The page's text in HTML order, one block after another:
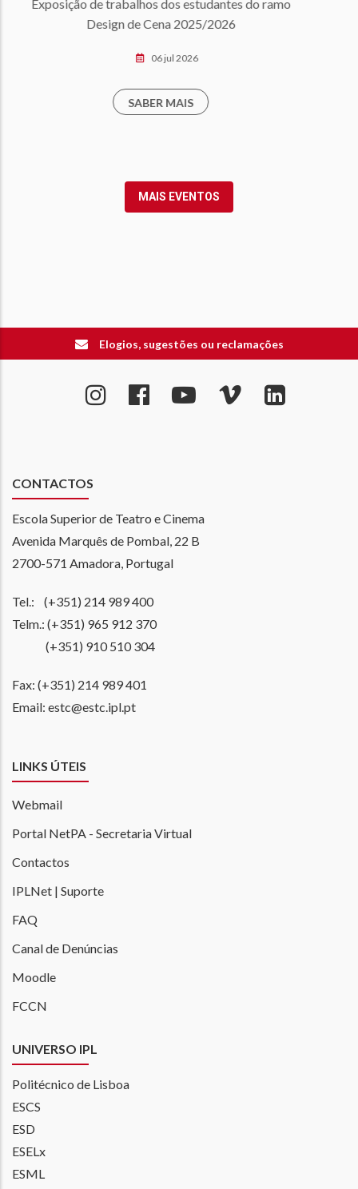
SABER MAIS
MAIS EVENTOS
Elogios, sugestões ou reclamações
CONTACTOS
Escola Superior de Teatro e Cinema
Avenida Marquês de Pombal, 22 B
2700-571 Amadora, Portugal
Tel.: (+351) 214 989 400
Telm.: (+351) 965 912 370
(+351) 910 510 304
Fax: (+351) 214 989 401
Email: estc@estc.ipl.pt
LINKS ÚTEIS
Webmail
Portal NetPA - Secretaria Virtual
Contactos
IPLNet | Suporte
FAQ
Canal de Denúncias
Moodle
FCCN
UNIVERSO IPL
Politécnico de Lisboa
ESCS
ESD
ESELx
ESML